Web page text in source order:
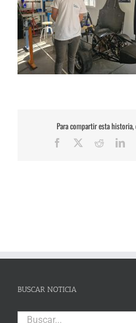
Para compartir esta
Facebook Reddit
BUSCAR NOTICIA
Buscar: